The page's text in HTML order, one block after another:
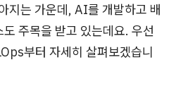
지는 가운데, AI를 개발하고 배
주목을 받고 있는데요. 우선
부터 자세히 살펴보겠습니